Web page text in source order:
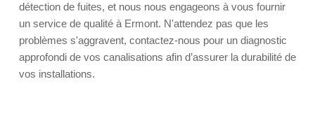
détection de fuites, et nous nous engageons à vous fournir
un service de qualité à Ermont. N'attendez pas que les
problèmes s'aggravent, contactez-nous pour un diagnostic
approfondi de vos canalisations afin d’assurer la durabilité de
vos installations.